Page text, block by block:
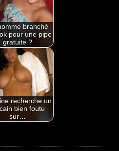
branché
pour une pipe
gratuite ?
recherche un
bien foutu
sur…